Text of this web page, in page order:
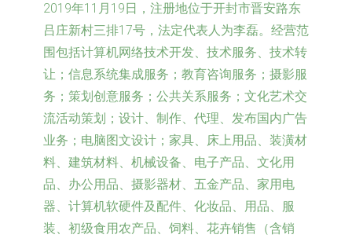
2019年11月19日，注册地位于开封市晋安路东
吕庄新村三排17号，法定代表人为李磊。经营范
围包括计算机网络技术开发、技术服务、技术转
让；信息系统集成服务；教育咨询服务；摄影服
务；策划创意服务；公共关系服务；文化艺术交
流活动策划；设计、制作、代理、发布国内广告
业务；电脑图文设计；家具、床上用品、装潢材
料、建筑材料、机械设备、电子产品、文化用
品、办公用品、摄影器材、五金产品、家用电
器、计算机软硬件及配件、化妆品、用品、服
装、初级食用农产品、饲料、花卉销售（含销